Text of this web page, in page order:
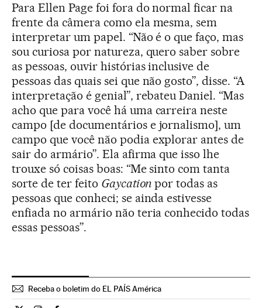
Para Ellen Page foi fora do normal ficar na
frente da câmera como ela mesma, sem
interpretar um papel. “Não é o que faço, mas
sou curiosa por natureza, quero saber sobre
as pessoas, ouvir histórias inclusive de
pessoas das quais sei que não gosto”, disse. “A
interpretação é genial”, rebateu Daniel. “Mas
acho que para você há uma carreira neste
campo [de documentários e jornalismo], um
campo que você não podia explorar antes de
sair do armário”. Ela afirma que isso lhe
trouxe só coisas boas: “Me sinto com tanta
sorte de ter feito Gaycation por todas as
pessoas que conheci; se ainda estivesse
enfiada no armário não teria conhecido todas
essas pessoas”.
Receba o boletim do EL PAÍS América